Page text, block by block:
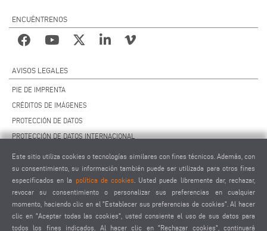
ENCUÉNTRENOS
AVISOS LEGALES
PIE DE IMPRENTA
CRÉDITOS DE IMÁGENES
PROTECCIÓN DE DATOS
PROTECCIÓN DE DATOS INTERNACIONAL
CONTRATO DE MANTENIMIENTO REMOTO
AJUSTES DE COOKIES
CÓDIGO DE CONDUCTA PARA PROVEEDORES
Este sitio utiliza cookies o tecnologías similares con fines técnicos. Además, con
su consentimiento, su información también puede ser utilizada para otros fines
especificados en la
política de cookies . Usted puede libremente dar, rechazar,
revocar su consentimiento o personalizar sus preferencias en cualquier
momento, haciendo clic en el "Establecer sus preferencias de cookies". Al hacer
clic en "Aceptar todas las cookies", usted consiente el uso de sus datos para
todos los fines indicados. Al hacer clic en "Rechazar cookies", continuará